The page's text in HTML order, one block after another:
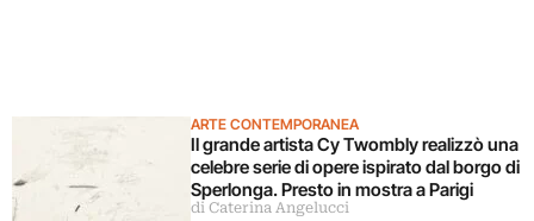
ARTE CONTEMPORANEA
Il grande artista Cy Twombly realizzò una
celebre serie di opere ispirato dal borgo di
Sperlonga. Presto in mostra a Parigi
di Caterina Angelucci